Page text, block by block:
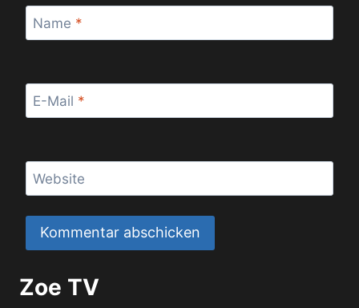
Name *
E-Mail *
Website
Zoe TV